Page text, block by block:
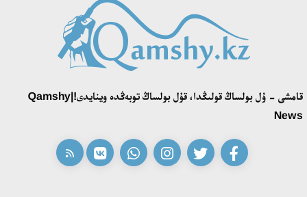
قونايەۆ قالاسىنىڭ اكىمى «سلاۆيان بازارى» بايقاۋىنىڭ جەڭىمپازى
اقەركە امالياتتى قابىلدادى
قازاق تىلىندەگى «قۇت» كونسەپتىسىنىڭ لينگۆومادەني سيپاتى
ابايدىڭ ادام تاربيەسى تۋرالى كوزقاراستارىنىڭ وزەكتىلىگى
قامشى - ۇل بولساڭ قولىڭدا، قۇل بولساڭ توبەڭدە وينايدى!|Qamshy
News